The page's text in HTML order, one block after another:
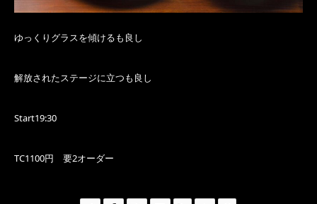
ゆっくりグラスを傾けるも良し
解放されたステージに立つも良し
Start19:30
TC1100円 要2オーダー